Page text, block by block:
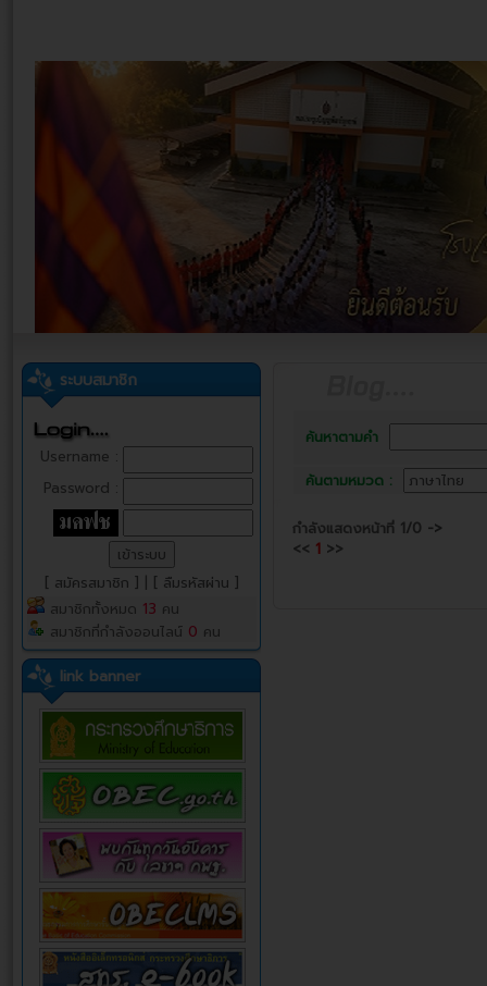
ระบบสมาชิก
Username :
Password :
[ สมัครสมาชิก ]
[ ลืมรหัสผ่าน ]
สมาชิกทั้งหมด 13 คน
สมาชิกที่กำลังออนไลน์ 0 คน
link banner
ค้นหาตามคำ
ค้นตามหมวด :
กำลังแสดงหน้าที่ 1/0 ->
<< 1 >>